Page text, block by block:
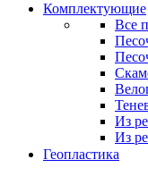
Комплектующие
Все
Из
Из
Геопластика